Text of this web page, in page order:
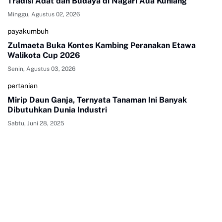
Minggu, Agustus 02, 2026
payakumbuh
Zulmaeta Buka Kontes Kambing Peranakan Etawa
Walikota Cup 2026
Senin, Agustus 03, 2026
pertanian
Mirip Daun Ganja, Ternyata Tanaman Ini Banyak
Dibutuhkan Dunia Industri
Sabtu, Juni 28, 2025